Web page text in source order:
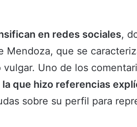
en redes sociales,
Mendoza, que se
Uno de los
que hizo referencias
sobre su perfil para